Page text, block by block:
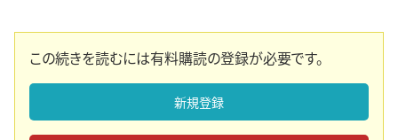
この続きを読むには有料購読の登録が必要です。
新規登録